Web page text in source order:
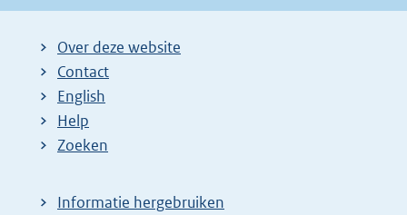
Over deze website
Contact
English
Help
Zoeken
Informatie hergebruiken